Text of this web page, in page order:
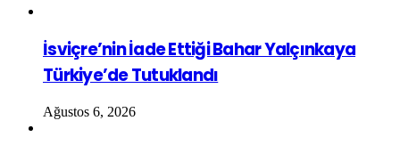
İsviçre’nin İade Ettiği Bahar Yalçınkaya
Türkiye’de Tutuklandı
Ağustos 6, 2026